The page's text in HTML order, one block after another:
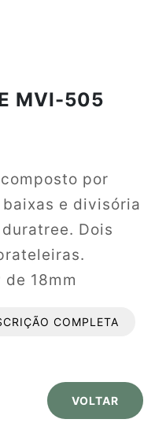
MVI-505
por
e divisória
Dois
18mm
PVC.COMPLETA
VOLTAR